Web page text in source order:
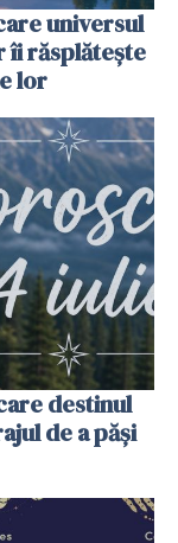
universul
îi răsplătește
lor
destinul
de a păși